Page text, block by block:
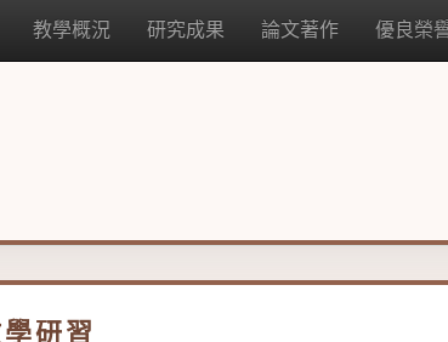
教學概況 研究成果 論文著作 優良榮
研習